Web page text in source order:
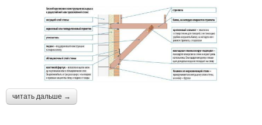
читать дальше →